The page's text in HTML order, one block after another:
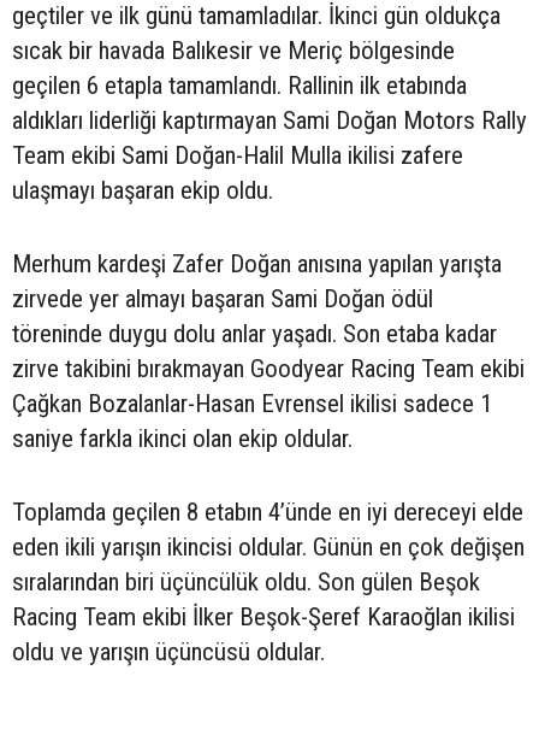
geçtiler ve ilk günü tamamladılar. İkinci gün oldukça
sıcak bir havada Balıkesir ve Meriç bölgesinde
geçilen 6 etapla tamamlandı. Rallinin ilk etabında
aldıkları liderliği kaptırmayan Sami Doğan Motors Rally
Team ekibi Sami Doğan-Halil Mulla ikilisi zafere
ulaşmayı başaran ekip oldu.
Merhum kardeşi Zafer Doğan anısına yapılan yarışta
zirvede yer almayı başaran Sami Doğan ödül
töreninde duygu dolu anlar yaşadı. Son etaba kadar
zirve takibini bırakmayan Goodyear Racing Team ekibi
Çağkan Bozalanlar-Hasan Evrensel ikilisi sadece 1
saniye farkla ikinci olan ekip oldular.
Toplamda geçilen 8 etabın 4’ünde en iyi dereceyi elde
eden ikili yarışın ikincisi oldular. Günün en çok değişen
sıralarından biri üçüncülük oldu. Son gülen Beşok
Racing Team ekibi İlker Beşok-Şeref Karaoğlan ikilisi
oldu ve yarışın üçüncüsü oldular.